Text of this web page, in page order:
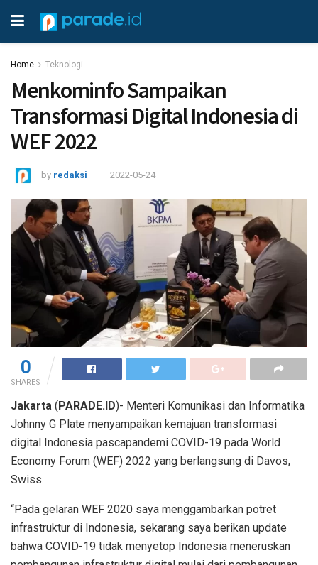
Home Teknologi
Menkominfo Sampaikan
Transformasi Digital Indonesia di
WEF 2022
by redaksi 2022-05-24
0
SHARES
Jakarta (PARADE.ID)- Menteri Komunikasi dan Informatika
Johnny G Plate menyampaikan kemajuan transformasi
digital Indonesia pascapandemi COVID-19 pada World
Economy Forum (WEF) 2022 yang berlangsung di Davos,
Swiss.
“Pada gelaran WEF 2020 saya menggambarkan potret
infrastruktur di Indonesia, sekarang saya berikan update
bahwa COVID-19 tidak menyetop Indonesia meneruskan